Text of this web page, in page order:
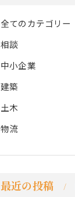
全てのカテゴリー
相談
中小企業
建築
土木
物流
最近の投稿